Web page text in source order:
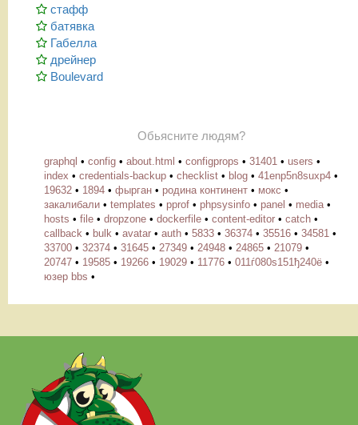
стафф
батявка
Габелла
дрейнер
Boulevard
Обьясните людям?
graphql • config • about.html • configprops • 31401 • users •
index • credentials-backup • checklist • blog • 41enp5n8suxp4 •
19632 • 1894 • фырган • родина континент • мокс •
закалибали • templates • pprof • phpsysinfo • panel • media•
hosts • file • dropzone • dockerfile • content-editor • catch •
callback • bulk • avatar • auth • 5833 • 36374 • 35516 • 34581 •
33700 • 32374 • 31645 • 27349 • 24948 • 24865 • 21079 •
20747 • 19585 • 19266 • 19029 • 11776 • 011ѓ080ѕ151ђ240ё •
юзер bbs •